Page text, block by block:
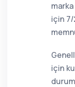
için
için